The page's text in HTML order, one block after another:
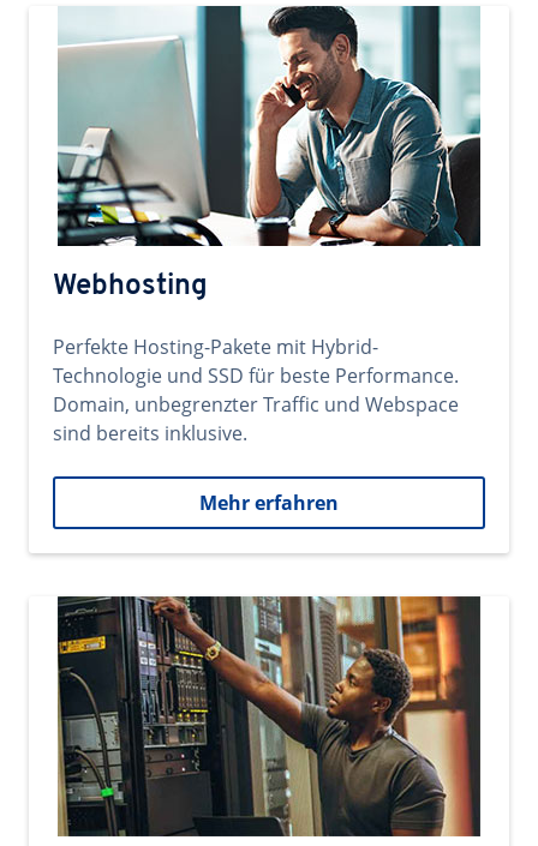
Webhosting
Perfekte Hosting-Pakete mit Hybrid-
Technologie und SSD für beste Performance.
Domain, unbegrenzter Traffic und Webspace
sind bereits inklusive.
Mehr erfahren